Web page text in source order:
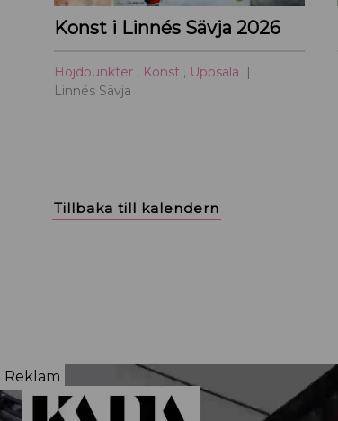
Konst i Linnés Sävja 2026
Höjdpunkter , Konst , Uppsala
Linnés Sävja
Tillbaka till kalendern
Reklam